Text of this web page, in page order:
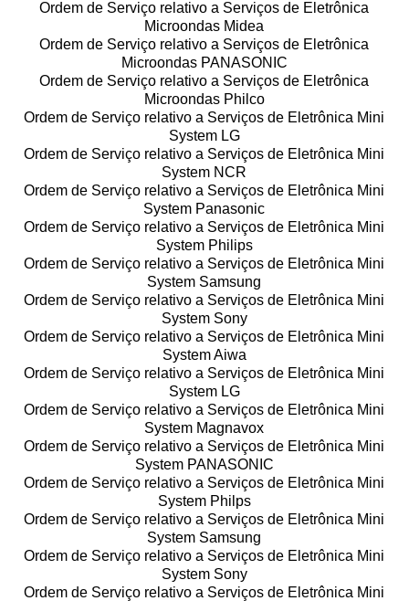
Ordem de Serviço relativo a Serviços de Eletrônica
Microondas Midea
Ordem de Serviço relativo a Serviços de Eletrônica
Microondas PANASONIC
Ordem de Serviço relativo a Serviços de Eletrônica
Microondas Philco
Ordem de Serviço relativo a Serviços de Eletrônica Mini
System LG
Ordem de Serviço relativo a Serviços de Eletrônica Mini
System NCR
Ordem de Serviço relativo a Serviços de Eletrônica Mini
System Panasonic
Ordem de Serviço relativo a Serviços de Eletrônica Mini
System Philips
Ordem de Serviço relativo a Serviços de Eletrônica Mini
System Samsung
Ordem de Serviço relativo a Serviços de Eletrônica Mini
System Sony
Ordem de Serviço relativo a Serviços de Eletrônica Mini
System Aiwa
Ordem de Serviço relativo a Serviços de Eletrônica Mini
System LG
Ordem de Serviço relativo a Serviços de Eletrônica Mini
System Magnavox
Ordem de Serviço relativo a Serviços de Eletrônica Mini
System PANASONIC
Ordem de Serviço relativo a Serviços de Eletrônica Mini
System Philps
Ordem de Serviço relativo a Serviços de Eletrônica Mini
System Samsung
Ordem de Serviço relativo a Serviços de Eletrônica Mini
System Sony
Ordem de Serviço relativo a Serviços de Eletrônica Mini